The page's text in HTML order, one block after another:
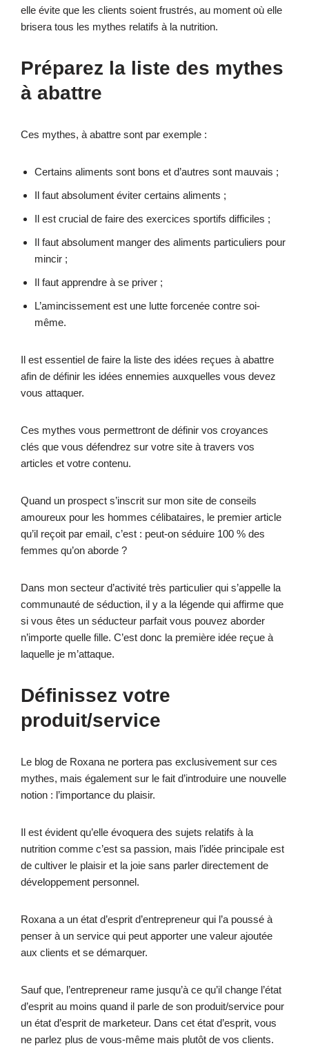
elle évite que les clients soient frustrés, au moment où elle
brisera tous les mythes relatifs à la nutrition.
Préparez la liste des mythes
à abattre
Ces mythes, à abattre sont par exemple :
Certains aliments sont bons et d’autres sont mauvais ;
Il faut absolument éviter certains aliments ;
Il est crucial de faire des exercices sportifs difficiles ;
Il faut absolument manger des aliments particuliers pour
mincir ;
Il faut apprendre à se priver ;
L’amincissement est une lutte forcenée contre soi-
même.
Il est essentiel de faire la liste des idées reçues à abattre
afin de définir les idées ennemies auxquelles vous devez
vous attaquer.
Ces mythes vous permettront de définir vos croyances
clés que vous défendrez sur votre site à travers vos
articles et votre contenu.
Quand un prospect s’inscrit sur mon site de conseils
amoureux pour les hommes célibataires, le premier article
qu’il reçoit par email, c’est : peut-on séduire 100 % des
femmes qu’on aborde ?
Dans mon secteur d’activité très particulier qui s’appelle la
communauté de séduction, il y a la légende qui affirme que
si vous êtes un séducteur parfait vous pouvez aborder
n’importe quelle fille. C’est donc la première idée reçue à
laquelle je m’attaque.
Définissez votre
produit/service
Le blog de Roxana ne portera pas exclusivement sur ces
mythes, mais également sur le fait d’introduire une nouvelle
notion : l’importance du plaisir.
Il est évident qu’elle évoquera des sujets relatifs à la
nutrition comme c’est sa passion, mais l’idée principale est
de cultiver le plaisir et la joie sans parler directement de
développement personnel.
Roxana a un état d’esprit d’entrepreneur qui l’a poussé à
penser à un service qui peut apporter une valeur ajoutée
aux clients et se démarquer.
Sauf que, l’entrepreneur rame jusqu’à ce qu’il change l’état
d’esprit au moins quand il parle de son produit/service pour
un état d’esprit de marketeur. Dans cet état d’esprit, vous
ne parlez plus de vous-même mais plutôt de vos clients.